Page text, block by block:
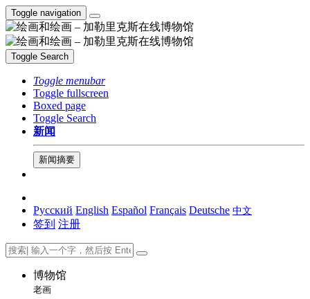
Toggle navigation
Toggle Search
Toggle menubar
Toggle fullscreen
Boxed page
Toggle Search
新闻
新闻摘要
Русский English Español Français Deutsche 中文
签到 注册
博物馆
老画